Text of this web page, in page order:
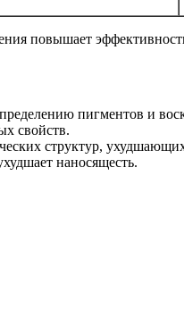
повышает
пигментов и
свойств.
структур,
наносящесть.